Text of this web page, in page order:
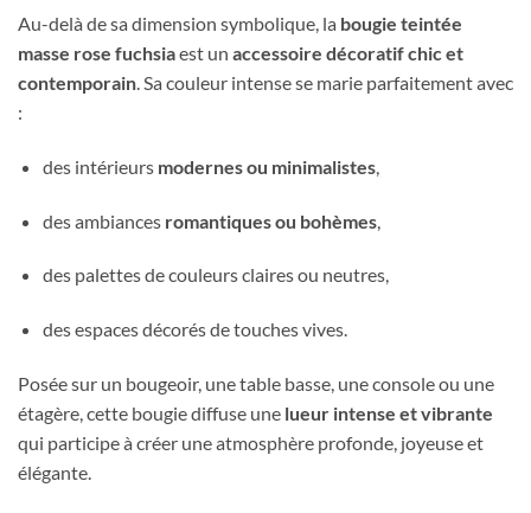
Au-delà de sa dimension symbolique, la bougie teintée
masse rose fuchsiaest un accessoire décoratif chic et
contemporain. Sa couleur intense se marie parfaitement avec
:
des intérieurs modernes ou minimalistes,
des ambiances romantiques ou bohèmes,
des palettes de couleurs claires ou neutres,
des espaces décorés de touches vives.
Posée sur un bougeoir, une table basse, une console ou une
étagère, cette bougie diffuse une lueur intense et vibrante
qui participe à créer une atmosphère profonde, joyeuse et
élégante.